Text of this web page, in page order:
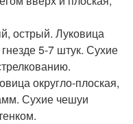
острый. Луковица
5-7 штук. Сухие
округло-плоская,
Сухие чешуи